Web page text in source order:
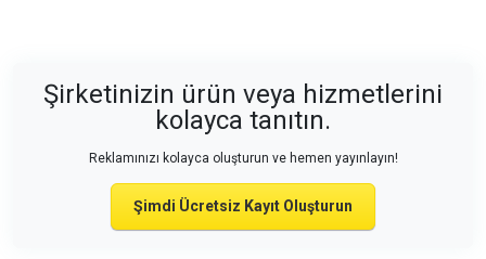
Şirketinizin ürün veya hizmetlerini
kolayca tanıtın.
Reklamınızı kolayca oluşturun ve hemen yayınlayın!
Şimdi Ücretsiz Kayıt Oluşturun